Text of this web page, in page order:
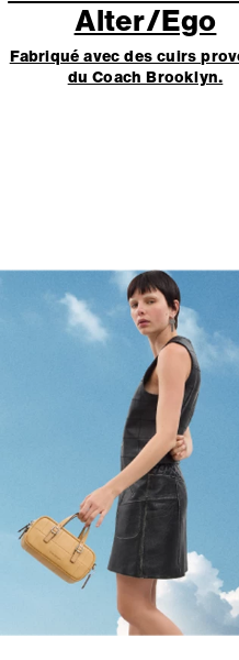
Alter/Ego
Fabriqué avec des cuirs
du Coach Brooklyn.